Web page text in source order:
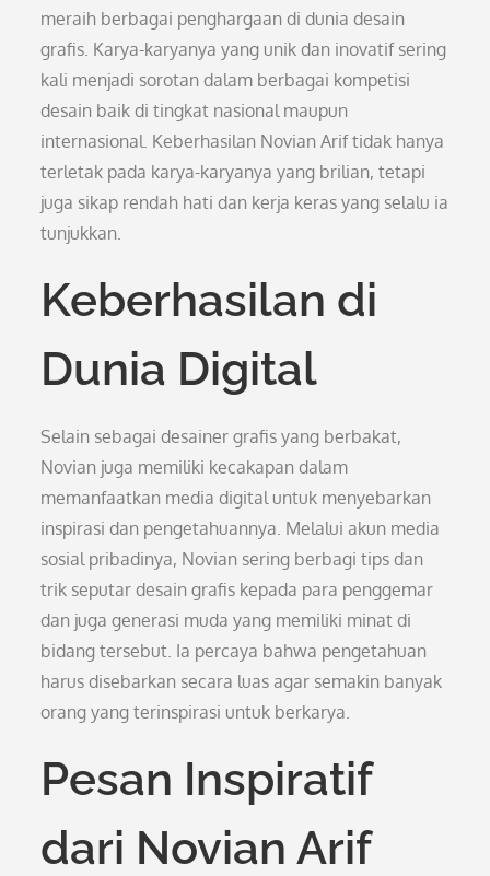
meraih berbagai penghargaan di dunia desain
grafis. Karya-karyanya yang unik dan inovatif sering
kali menjadi sorotan dalam berbagai kompetisi
desain baik di tingkat nasional maupun
internasional. Keberhasilan Novian Arif tidak hanya
terletak pada karya-karyanya yang brilian, tetapi
juga sikap rendah hati dan kerja keras yang selalu ia
tunjukkan.
Keberhasilan di
Dunia Digital
Selain sebagai desainer grafis yang berbakat,
Novian juga memiliki kecakapan dalam
memanfaatkan media digital untuk menyebarkan
inspirasi dan pengetahuannya. Melalui akun media
sosial pribadinya, Novian sering berbagi tips dan
trik seputar desain grafis kepada para penggemar
dan juga generasi muda yang memiliki minat di
bidang tersebut. Ia percaya bahwa pengetahuan
harus disebarkan secara luas agar semakin banyak
orang yang terinspirasi untuk berkarya.
Pesan Inspiratif
dari Novian Arif